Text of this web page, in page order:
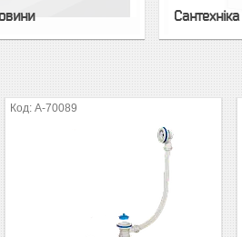
А-70089